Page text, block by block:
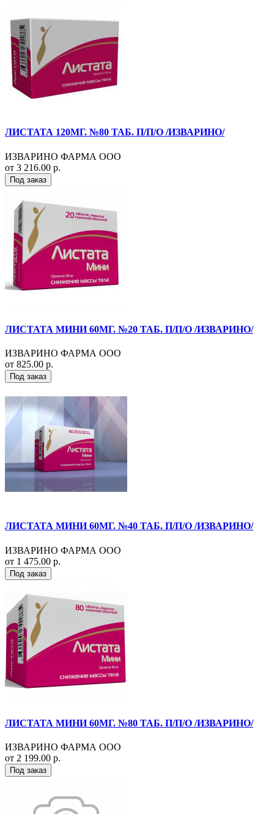
ЛИСТАТА 120МГ. №80 ТАБ. П/П/О /ИЗВАРИНО/
ИЗВАРИНО ФАРМА ООО
от 3 216.00 р.
Под заказ
ЛИСТАТА МИНИ 60МГ. №20 ТАБ. П/П/О /ИЗВАРИНО/
ИЗВАРИНО ФАРМА ООО
от 825.00 р.
Под заказ
ЛИСТАТА МИНИ 60МГ. №40 ТАБ. П/П/О /ИЗВАРИНО/
ИЗВАРИНО ФАРМА ООО
от 1 475.00 р.
Под заказ
ЛИСТАТА МИНИ 60МГ. №80 ТАБ. П/П/О /ИЗВАРИНО/
ИЗВАРИНО ФАРМА ООО
от 2 199.00 р.
Под заказ